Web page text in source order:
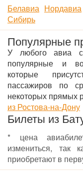
Белавиа Нордавиа
Сибирь
Популярные
У любого авиа
популярные и
которые
пассажиров по
некоторых прямых
из Ростова-на-Дону
Билеты из
* цена
измениться, так
приобретают в